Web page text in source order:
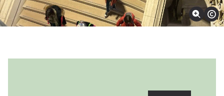
Zoomer sur l'image